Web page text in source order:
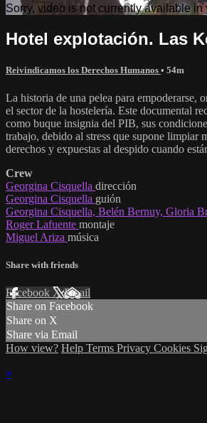
Sorry, video is not currently available in
Hotel explotación. Las
Reivindicamos los Derechos Humanos • 54m
La historia de una pelea para empoderarse,
el sector de la hostelería. Este documental
como buque insignia del PIB, sus
trabajo, debido al stress que supone limpiar
derechos y expuestas al despido cuando
Crew
Georgina Cisquella dirección
Georgina Cisquella guión
Georgina Cisquella, Belén Bernuy, Gloria
Roger Lafuente montaje
Miguel Ariza música
Share with friends
Facebook XEmail
Share on Facebook
Share on X
Share via Email
How view? Help Terms Privacy Cookies
×